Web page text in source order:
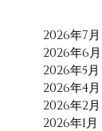
2026年7月
2026年6月
2026年5月
2026年4月
2026年2月
2026年1月